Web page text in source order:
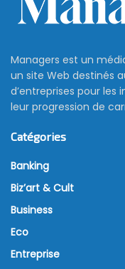
Managers est un
un site Web destinés
d’entreprises pour
leur progression de
Catégories
Banking
Biz’art & Cult
Business
Eco
Entreprise